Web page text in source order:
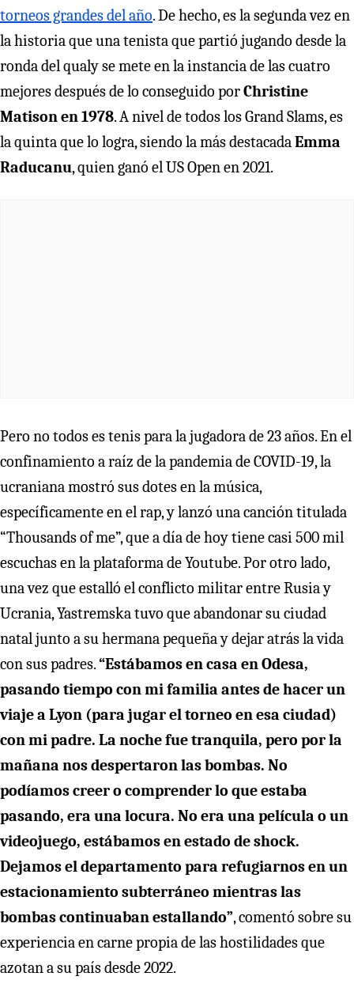
torneos grandes del año. De hecho, es la segunda vez en
la historia que una tenista que partió jugando desde la
ronda del qualy se mete en la instancia de las cuatro
mejores después de lo conseguido porChristine
Matison en 1978. A nivel de todos los Grand Slams, es
la quinta que lo logra, siendo la más destacadaEmma
Raducanu, quien ganó el US Open en 2021.
Pero no todos es tenis para la jugadora de 23 años. En el
confinamiento a raíz de la pandemia de COVID-19, la
ucraniana mostró sus dotes en la música,
específicamente en el rap, y lanzó una canción titulada
“Thousands of me”, que a día de hoy tiene casi 500 mil
escuchas en la plataforma de Youtube. Por otro lado,
una vez que estalló el conflicto militar entre Rusia y
Ucrania, Yastremska tuvo que abandonar su ciudad
natal junto a su hermana pequeña y dejar atrás la vida
con sus padres.“Estábamos en casa en Odesa,
pasando tiempo con mi familia antes de hacer un
viaje a Lyon (para jugar el torneo en esa ciudad)
con mi padre. La noche fue tranquila, pero por la
mañana nos despertaron las bombas. No
podíamos creer o comprender lo que estaba
pasando, era una locura. No era una película o un
videojuego, estábamos en estado de shock.
Dejamos el departamento para refugiarnos en un
estacionamiento subterráneo mientras las
bombas continuaban estallando”, comentó sobre su
experiencia en carne propia de las hostilidades que
azotan a su país desde 2022.